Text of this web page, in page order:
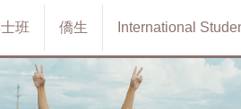
班 僑生 International